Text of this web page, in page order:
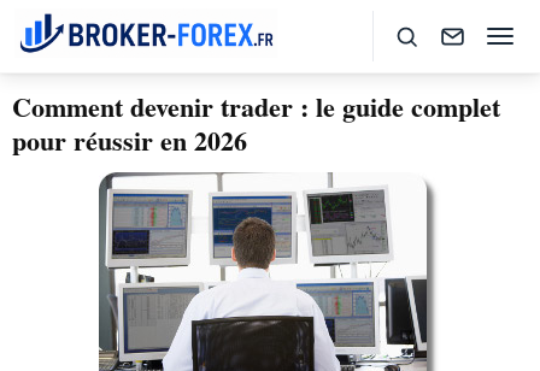
Comment devenir trader : le guide complet
pour réussir en 2026